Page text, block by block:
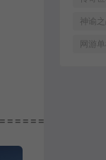
神谕
网游